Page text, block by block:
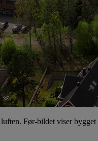
Før-bildet viser